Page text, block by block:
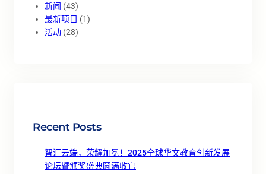
新闻 (43)
最新项目 (1)
活动 (28)
Recent Posts
智汇云端，荣耀加冕！2025全球华文教育创新发展
论坛暨颁奖盛典圆满收官